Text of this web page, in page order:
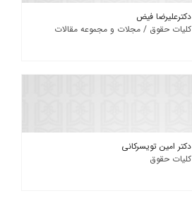
دکترعلیرضا فیض
کلیات حقوق / مجلات و مجموعه مقالات
دکتر امین تویسرکانی
کلیات حقوق